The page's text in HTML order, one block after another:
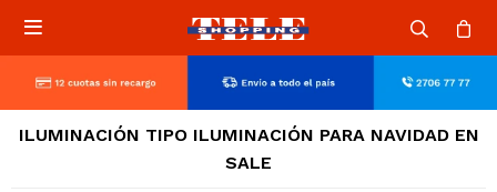

ILUMINACIÓN TIPO ILUMINACIÓN PARA NAVIDAD EN
SALE